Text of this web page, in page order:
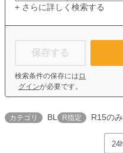
+ さらに詳しく検索する
保存する
検索条件の保存には ロ
グインが必要です。
カテゴリ BL R指定 R15のみ